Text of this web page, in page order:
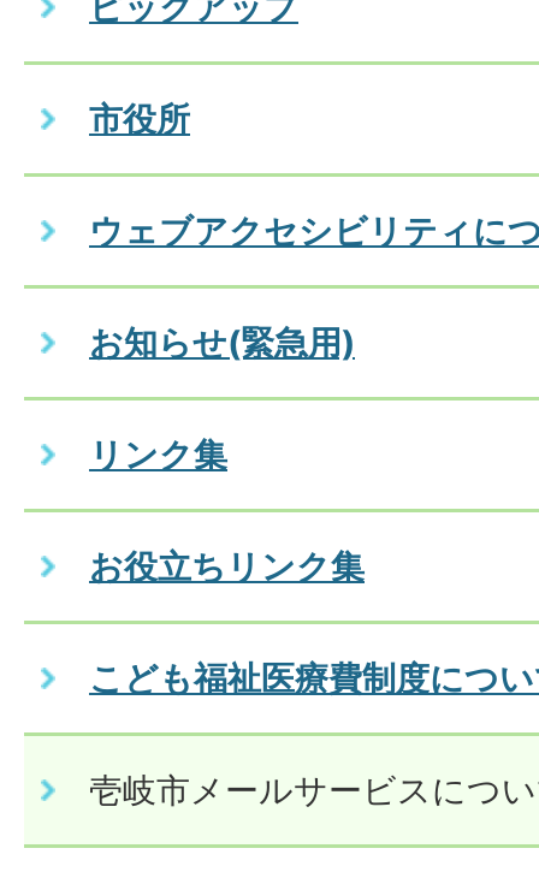
市役所
ウェブアクセシビリティに
お知らせ(緊急用)
リンク集
お役立ちリンク集
こども福祉医療費制度につ
壱岐市メールサービスにつ